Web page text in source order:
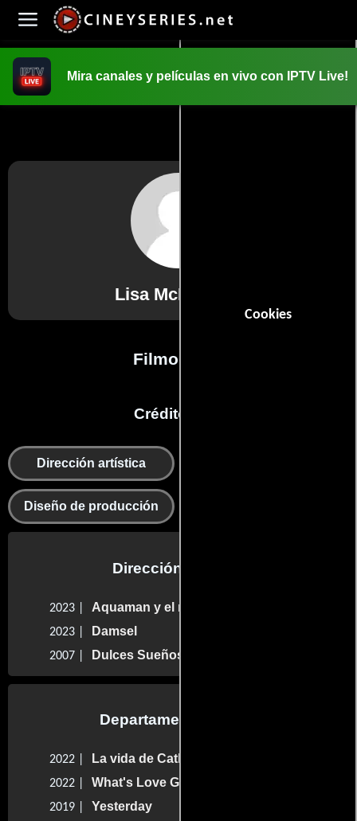
Cookies
Mira canales y películas en vivo con IPTV Live!
Lisa McDiarmid
Filmografía
Créditos en:
Dirección artística
Diseño de producción
Dirección artística
2023 | Aquaman y el reino perdido
2023 | Damsel
2007 | Dulces Sueños
Departamento de arte
2022 | La vida de Catherine
2022 | What's Love Got to Do with It?
2019 | Yesterday